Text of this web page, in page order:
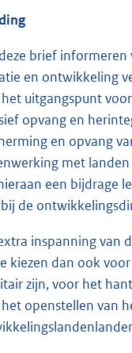
brief informeren
en ontwikkeling
uitgangspunt
opvang en
en opvang
met
een bijdrage
de
inspanning van
kiezen dan ook
zijn, voor het
openstellen van